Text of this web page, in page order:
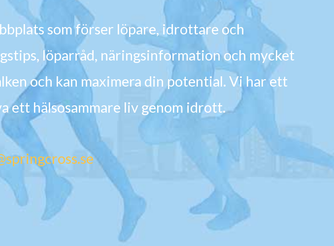
som förser löpare, idrottare och
löparråd, näringsinformation och mycket
och kan maximera din potential. Vi har ett
ett hälsosammare liv genom idrott.